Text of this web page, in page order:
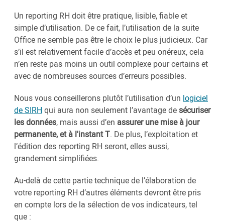
Un reporting RH doit être pratique, lisible, fiable et
simple d’utilisation. De ce fait, l’utilisation de la suite
Office ne semble pas être le choix le plus judicieux. Car
s’il est relativement facile d’accès et peu onéreux, cela
n’en reste pas moins un outil complexe pour certains et
avec de nombreuses sources d’erreurs possibles.
Nous vous conseillerons plutôt l’utilisation d’un logiciel
de SIRH qui aura non seulement l’avantage de sécuriser
les données, mais aussi d’en assurer une mise à jour
permanente, et à l'instant T. De plus, l’exploitation et
l’édition des reporting RH seront, elles aussi,
grandement simplifiées.
Au-delà de cette partie technique de l’élaboration de
votre reporting RH d’autres éléments devront être pris
en compte lors de la sélection de vos indicateurs, tel
que :